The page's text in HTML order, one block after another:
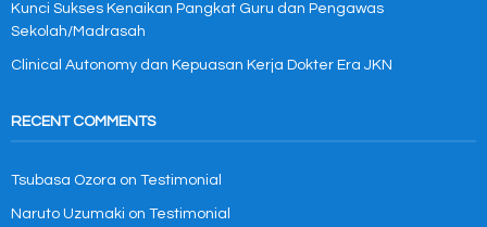
Kunci Sukses Kenaikan Pangkat Guru dan Pengawas
Sekolah/Madrasah
Clinical Autonomy dan Kepuasan Kerja Dokter Era JKN
RECENT COMMENTS
Tsubasa Ozora on Testimonial
Naruto Uzumaki on Testimonial